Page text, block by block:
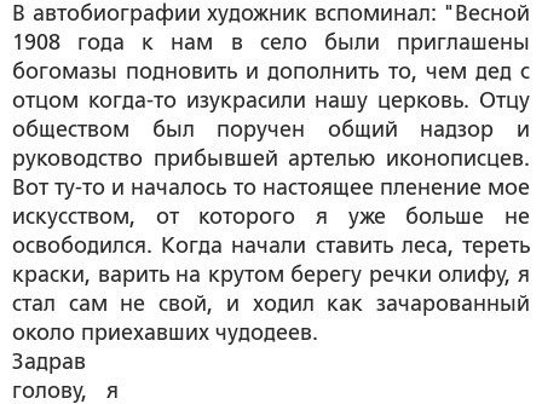
В автобиографии художник вспоминал: "Весной
1908 года к нам в село были приглашены
богомазы подновить и дополнить то, чем дед с
отцом когда-то изукрасили нашу церковь. Отцу
обществом был поручен общий надзор и
руководство прибывшей артелью иконописцев.
Вот ту-то и началось то настоящее пленение мое
искусством, от которого я уже больше не
освободился. Когда начали ставить леса, тереть
краски, варить на крутом берегу речки олифу, я
стал сам не свой, и ходил как зачарованный
около приехавших чудодеев.
Задрав
голову, я